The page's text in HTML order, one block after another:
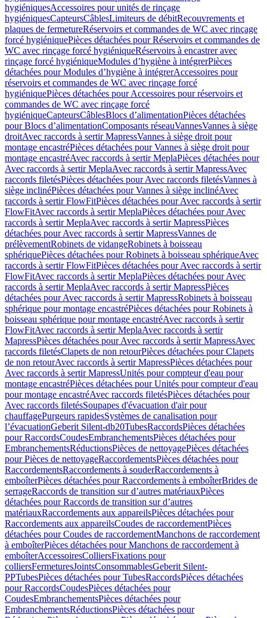
hygiéniquesAccessoires pour unités de rinçage
hygiéniquesCapteursCâblesLimiteurs de débitRecouvrements et
plaques de fermetureRéservoirs et commandes de WC avec rinçage
forcé hygiéniquePièces détachées pour Réservoirs et commandes de
WC avec rinçage forcé hygiéniqueRéservoirs à encastrer avec
rinçage forcé hygiéniqueModules d’hygiène à intégrerPièces
détachées pour Modules d’hygiène à intégrerAccessoires pour
réservoirs et commandes de WC avec rinçage forcé
hygiéniquePièces détachées pour Accessoires pour réservoirs et
commandes de WC avec rinçage forcé
hygiéniqueCapteursCâblesBlocs d’alimentationPièces détachées
pour Blocs d’alimentationComposants réseauVannesVannes à siège
droitAvec raccords à sertir MapressVannes à siège droit pour
montage encastréPièces détachées pour Vannes à siège droit pour
montage encastréAvec raccords à sertir MeplaPièces détachées pour
Avec raccords à sertir MeplaAvec raccords à sertir MapressAvec
raccords filetésPièces détachées pour Avec raccords filetésVannes à
siège inclinéPièces détachées pour Vannes à siège inclinéAvec
raccords à sertir FlowFitPièces détachées pour Avec raccords à sertir
FlowFitAvec raccords à sertir MeplaPièces détachées pour Avec
raccords à sertir MeplaAvec raccords à sertir MapressPièces
détachées pour Avec raccords à sertir MapressVannes de
prélèvementRobinets de vidangeRobinets à boisseau
sphériquePièces détachées pour Robinets à boisseau sphériqueAvec
raccords à sertir FlowFitPièces détachées pour Avec raccords à sertir
FlowFitAvec raccords à sertir MeplaPièces détachées pour Avec
raccords à sertir MeplaAvec raccords à sertir MapressPièces
détachées pour Avec raccords à sertir MapressRobinets à boisseau
sphérique pour montage encastréPièces détachées pour Robinets à
boisseau sphérique pour montage encastréAvec raccords à sertir
FlowFitAvec raccords à sertir MeplaAvec raccords à sertir
MapressPièces détachées pour Avec raccords à sertir MapressAvec
raccords filetésClapets de non retourPièces détachées pour Clapets
de non retourAvec raccords à sertir MapressPièces détachées pour
Avec raccords à sertir MapressUnités pour compteur d'eau pour
montage encastréPièces détachées pour Unités pour compteur d'eau
pour montage encastréAvec raccords filetésPièces détachées pour
Avec raccords filetésSoupapes d'évacuation d'air pour
chauffagePurgeurs rapidesSystèmes de canalisation pour
l’évacuationGeberit Silent-db20TubesRaccordsPièces détachées
pour RaccordsCoudesEmbranchementsPièces détachées pour
EmbranchementsRéductionsPièces de nettoyagePièces détachées
pour Pièces de nettoyageRaccordementsPièces détachées pour
RaccordementsRaccordements à souderRaccordements à
emboîterPièces détachées pour Raccordements à emboîterBrides de
serrageRaccords de transition sur d’autres matériauxPièces
détachées pour Raccords de transition sur d’autres
matériauxRaccordements aux appareilsPièces détachées pour
Raccordements aux appareilsCoudes de raccordementPièces
détachées pour Coudes de raccordementManchons de raccordement
à emboîterPièces détachées pour Manchons de raccordement à
emboîterAccessoiresColliersFixations pour
colliersFermeturesJointsConsommablesGeberit Silent-
PPTubesPièces détachées pour TubesRaccordsPièces détachées
pour RaccordsCoudesPièces détachées pour
CoudesEmbranchementsPièces détachées pour
EmbranchementsRéductionsPièces détachées pour